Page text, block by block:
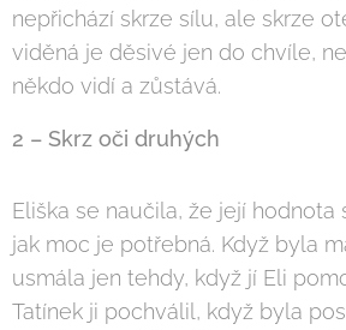
nepřichází skrze sílu, ale skrze
viděná je děsivé jen do chvíle,
někdo vidí a zůstává.
2 – Skrz oči druhých
Eliška se naučila, že její hodnota
jak moc je potřebná. Když byla
usmála jen tehdy, když jí Eli
Tatínek ji pochválil, když byla